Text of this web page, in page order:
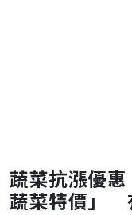
蔬菜抗漲優
蔬菜特價」